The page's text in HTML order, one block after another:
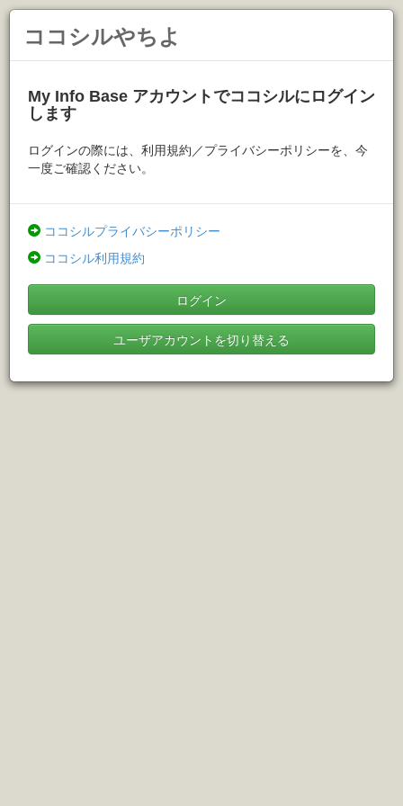
ココシルやちよ
My Info Base アカウントでココシルにログイン
します
ログインの際には、利用規約／プライバシーポリシーを、今
一度ご確認ください。
ココシルプライバシーポリシー
ココシル利用規約
ログイン
ユーザアカウントを切り替える